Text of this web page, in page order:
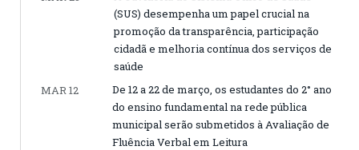
(SUS) desempenha um papel crucial na
promoção da transparência, participação
cidadã e melhoria contínua dos serviços de
saúde
MAR 12
De 12 a 22 de março, os estudantes do 2° ano
do ensino fundamental na rede pública
municipal serão submetidos à Avaliação de
Fluência Verbal em Leitura